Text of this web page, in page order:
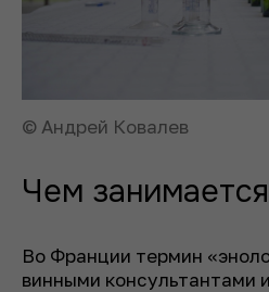
© Андрей Ковалев
Чем
Во Франции термин
винными консультантами